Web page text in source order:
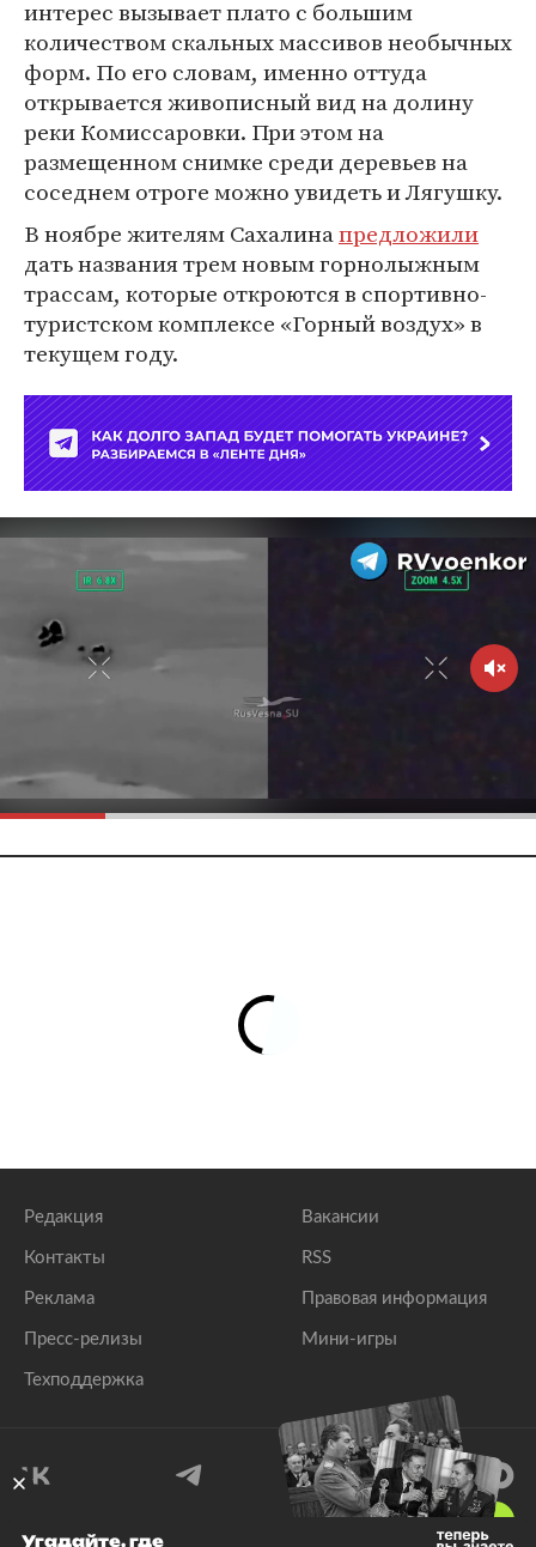
интерес вызывает плато с большим
количеством скальных массивов необычных
форм. По его словам, именно оттуда
открывается живописный вид на долину
реки Комиссаровки. При этом на
размещенном снимке среди деревьев на
соседнем отроге можно увидеть и Лягушку.
В ноябре жителям Сахалинапредложили
дать названия трем новым горнолыжным
трассам, которые откроются в спортивно-
туристском комплексе «Горный воздух» в
текущем году.
Редакция
Контакты
Реклама
Пресс-релизы
Техподдержка
Вакансии
RSS
Правовая информация
Мини-игры
Угадайте, где